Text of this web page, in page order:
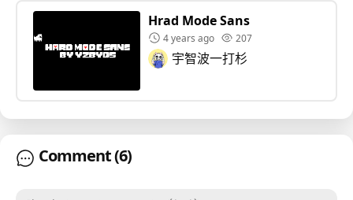
Hrad Mode Sans
4 years ago 207
宇智波一打杉
Comment(6)